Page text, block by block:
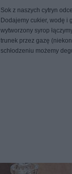
Sok z naszych cytryn
Dodajemy cukier, wodę i
wytworzony syrop
trunek przez gazę
schłodzeniu możemy